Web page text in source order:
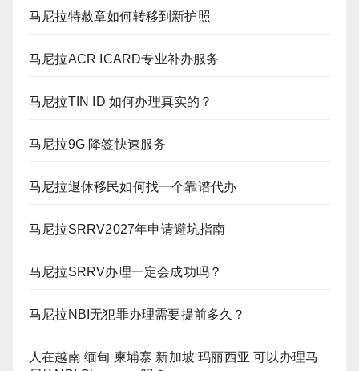
马尼拉特赦章如何转移到新护照
马尼拉ACR ICARD专业补办服务
马尼拉TIN ID 如何办理真实的？
马尼拉9G 降签快速服务
马尼拉退休移民如何找一个靠谱代办
马尼拉SRRV2027年申请避坑指南
马尼拉SRRV办理一定会成功吗？
马尼拉NBI无犯罪办理需要提前多久？
人在越南 缅甸 柬埔寨 新加坡 玛丽西亚 可以办理马